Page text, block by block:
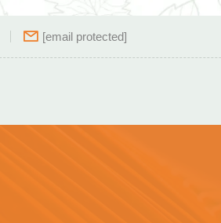
[email protected]